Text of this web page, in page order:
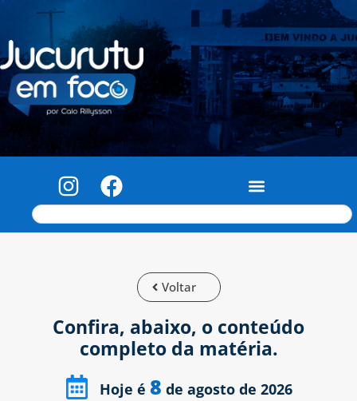
Voltar
Confira, abaixo, o conteúdo
completo da matéria.
Hoje é 8 de agosto de 2026